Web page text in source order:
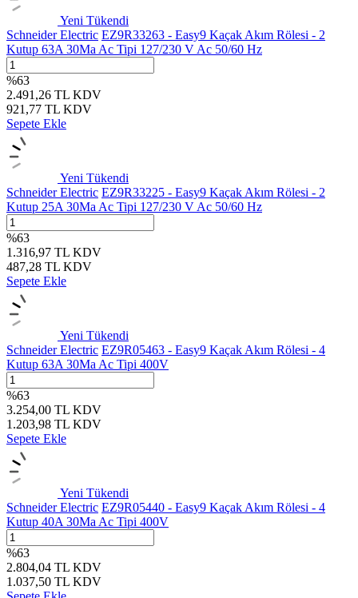
Yeni Tükendi
Schneider Electric EZ9R33263 - Easy9 Kaçak Akım Rölesi - 2
Kutup 63A 30Ma Ac Tipi 127/230 V Ac 50/60 Hz
%63
2.491,26 TL KDV
921,77 TL KDV
Sepete Ekle
Yeni Tükendi
Schneider Electric EZ9R33225 - Easy9 Kaçak Akım Rölesi - 2
Kutup 25A 30Ma Ac Tipi 127/230 V Ac 50/60 Hz
%63
1.316,97 TL KDV
487,28 TL KDV
Sepete Ekle
Yeni Tükendi
Schneider Electric EZ9R05463 - Easy9 Kaçak Akım Rölesi - 4
Kutup 63A 30Ma Ac Tipi 400V
%63
3.254,00 TL KDV
1.203,98 TL KDV
Sepete Ekle
Yeni Tükendi
Schneider Electric EZ9R05440 - Easy9 Kaçak Akım Rölesi - 4
Kutup 40A 30Ma Ac Tipi 400V
%63
2.804,04 TL KDV
1.037,50 TL KDV